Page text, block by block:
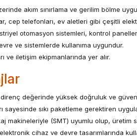
akım sınırlama ve gerilim bölme
cep telefonları, ev aletleri gibi çeşitli
otomasyon sistemleri, kontrol
ve sistemlerde kullanıma uygundur.
ve iletişim ekipmanlarında yer alır.
direnç değerinde yüksek doğruluk ve
sayesinde sıkı paketleme gerektiren
makineleriyle (SMT) uyumlu olup, üretim
cihaz ve devre tasarımlarında